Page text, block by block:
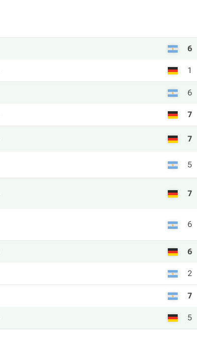
6
1
6
7
7
5
7
6
6
2
7
5